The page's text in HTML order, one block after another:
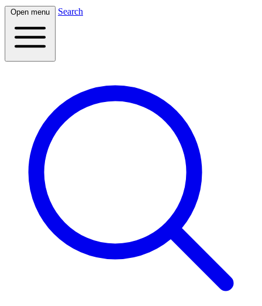
Open menu Search